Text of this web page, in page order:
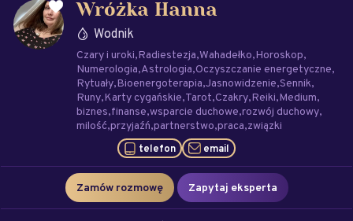
Wróżka Hanna
Wodnik
Czary i uroki Radiestezja Wahadełko Horoskop
Numerologia Astrologia Oczyszczanie energetyczne
Rytuały Bioenergoterapia Jasnowidzenie Sennik
Runy Karty cygańskie Tarot Czakry Reiki Medium
biznes finanse wsparcie duchowe rozwój duchowy
milość przyjaźń partnerstwo praca związki
telefon email
Zamów rozmowę Zapytaj eksperta